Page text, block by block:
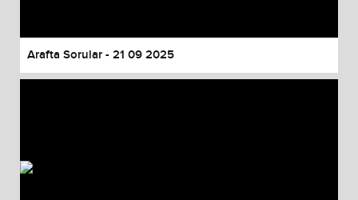
Arafta Sorular - 21 09 2025